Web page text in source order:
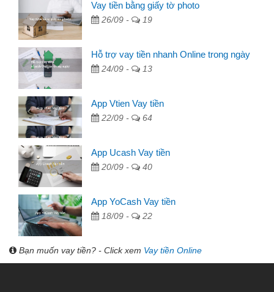
Vay tiền bằng giấy tờ photo
26/09 - 19
Hỗ trợ vay tiền nhanh Online trong ngày
24/09 - 13
App Vtien Vay tiền
22/09 - 64
App Ucash Vay tiền
20/09 - 40
App YoCash Vay tiền
18/09 - 22
Bạn muốn vay tiền? - Click xem Vay tiền Online